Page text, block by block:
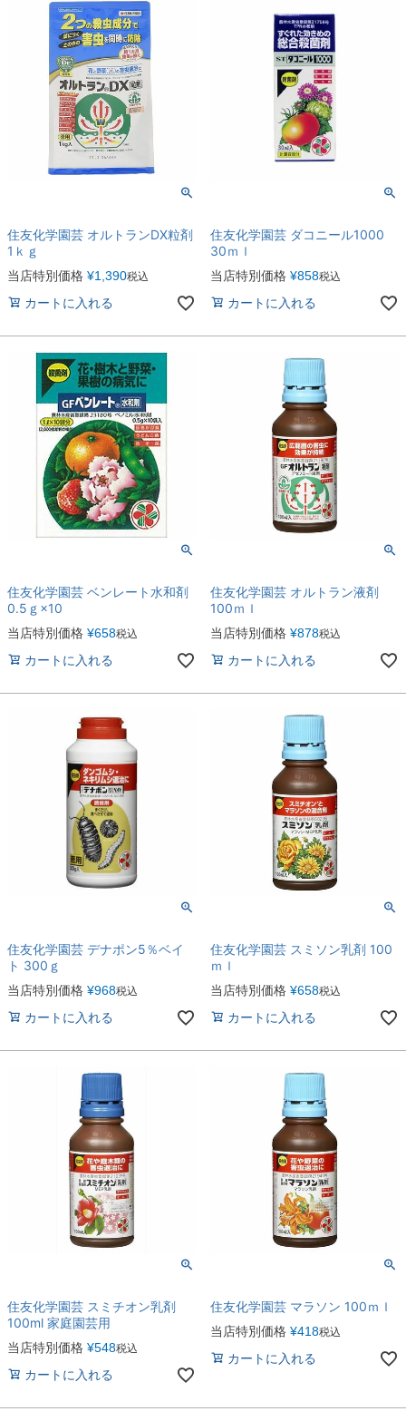
住友化学園芸 オルトランDX粒剤
1ｋｇ
当店特別価格 ¥1,390税込
カートに入れる
住友化学園芸 ダコニール1000
30ｍｌ
当店特別価格 ¥858税込
カートに入れる
住友化学園芸 ベンレート水和剤
0.5ｇ×10
当店特別価格 ¥658税込
カートに入れる
住友化学園芸 オルトラン液剤
100ｍｌ
当店特別価格 ¥878税込
カートに入れる
住友化学園芸 デナポン5％ベイ
ト 300ｇ
当店特別価格 ¥968税込
カートに入れる
住友化学園芸 スミソン乳剤 100
ｍｌ
当店特別価格 ¥658税込
カートに入れる
住友化学園芸 スミチオン乳剤
100ml 家庭園芸用
当店特別価格 ¥548税込
カートに入れる
住友化学園芸 マラソン 100ｍｌ
当店特別価格 ¥418税込
カートに入れる